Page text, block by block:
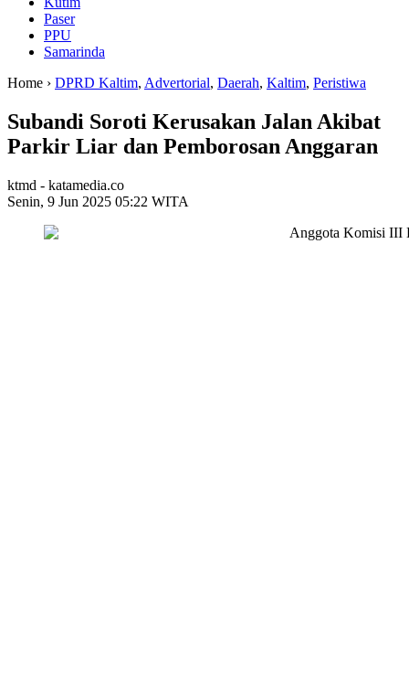
Paser
PPU
Samarinda
Home › DPRD Kaltim, Advertorial, Daerah, Kaltim, Peristiwa
Subandi Soroti Kerusakan Jalan Akibat
Parkir Liar dan Pemborosan Anggaran
ktmd - katamedia.co
Senin, 9 Jun 2025 05:22 WITA